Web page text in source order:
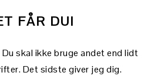
FÅR DU!
skal ikke bruge andet end lidt
Det sidste giver jeg dig.